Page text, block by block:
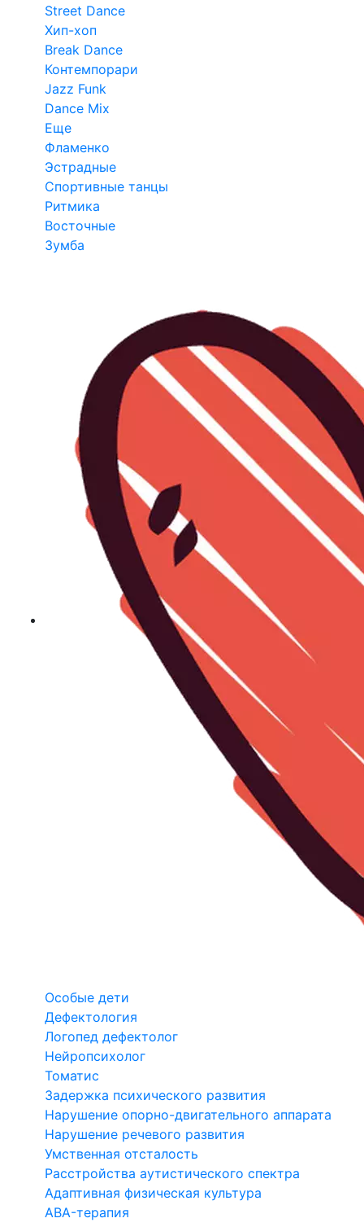
Street Dance
Хип-хоп
Break Dance
Контемпорари
Jazz Funk
Dance Mix
Еще
Фламенко
Эстрадные
Спортивные танцы
Ритмика
Восточные
Зумба
Особые дети
Дефектология
Логопед дефектолог
Нейропсихолог
Томатис
Задержка психического развития
Нарушение опорно-двигательного аппарата
Нарушение речевого развития
Умственная отсталость
Расстройства аутистического спектра
Адаптивная физическая культура
ABA-терапия